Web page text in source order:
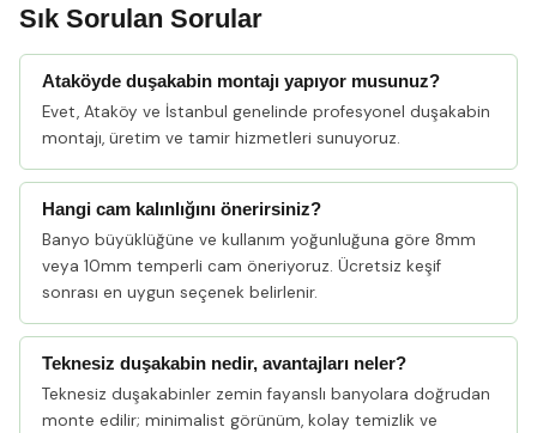
Sık Sorulan Sorular
Ataköyde duşakabin montajı yapıyor musunuz?
Evet, Ataköy ve İstanbul genelinde profesyonel duşakabin
montajı, üretim ve tamir hizmetleri sunuyoruz.
Hangi cam kalınlığını önerirsiniz?
Banyo büyüklüğüne ve kullanım yoğunluğuna göre 8mm
veya 10mm temperli cam öneriyoruz. Ücretsiz keşif
sonrası en uygun seçenek belirlenir.
Teknesiz duşakabin nedir, avantajları neler?
Teknesiz duşakabinler zemin fayanslı banyolara doğrudan
monte edilir; minimalist görünüm, kolay temizlik ve